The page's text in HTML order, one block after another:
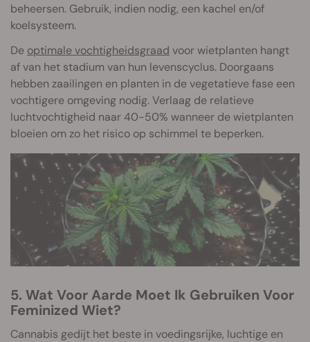
beheersen. Gebruik, indien nodig, een kachel en/of
koelsysteem.
De optimale vochtigheidsgraad voor wietplanten hangt
af van het stadium van hun levenscyclus. Doorgaans
hebben zaailingen en planten in de vegetatieve fase een
vochtigere omgeving nodig. Verlaag de relatieve
luchtvochtigheid naar 40-50% wanneer de wietplanten
bloeien om zo het risico op schimmel te beperken.
5. Wat Voor Aarde Moet Ik Gebruiken Voor
Feminized Wiet?
Cannabis gedijt het beste in voedingsrijke, luchtige en